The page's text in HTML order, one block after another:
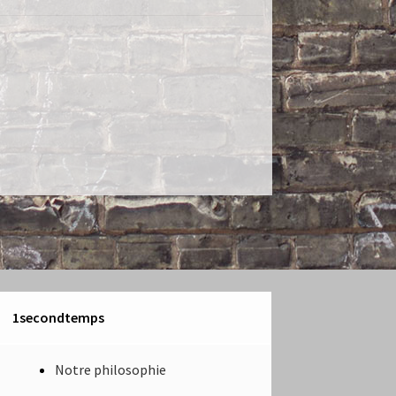
1secondtemps
Notre philosophie